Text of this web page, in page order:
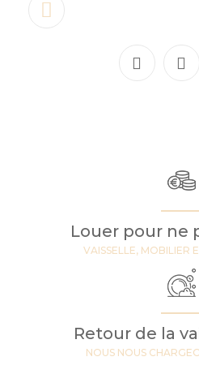
Louer pour ne
VAISSELLE, MOBILIER
Retour de la
NOUS NOUS